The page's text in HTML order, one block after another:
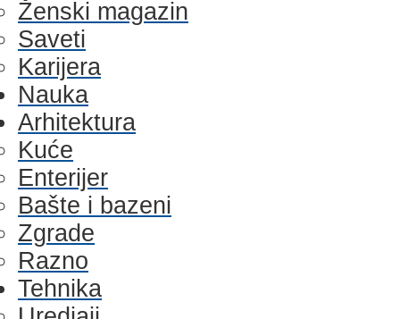
Ženski magazin
Saveti
Karijera
Nauka
Arhitektura
Kuće
Enterijer
Bašte i bazeni
Zgrade
Razno
Tehnika